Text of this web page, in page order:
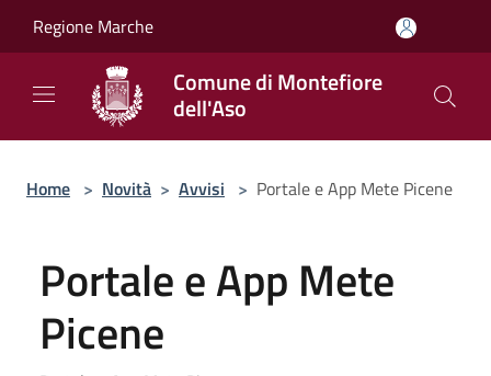
Regione Marche
Comune di Montefiore
dell'Aso
Home > Novità > Avvisi > Portale e App Mete Picene
Portale e App Mete
Picene